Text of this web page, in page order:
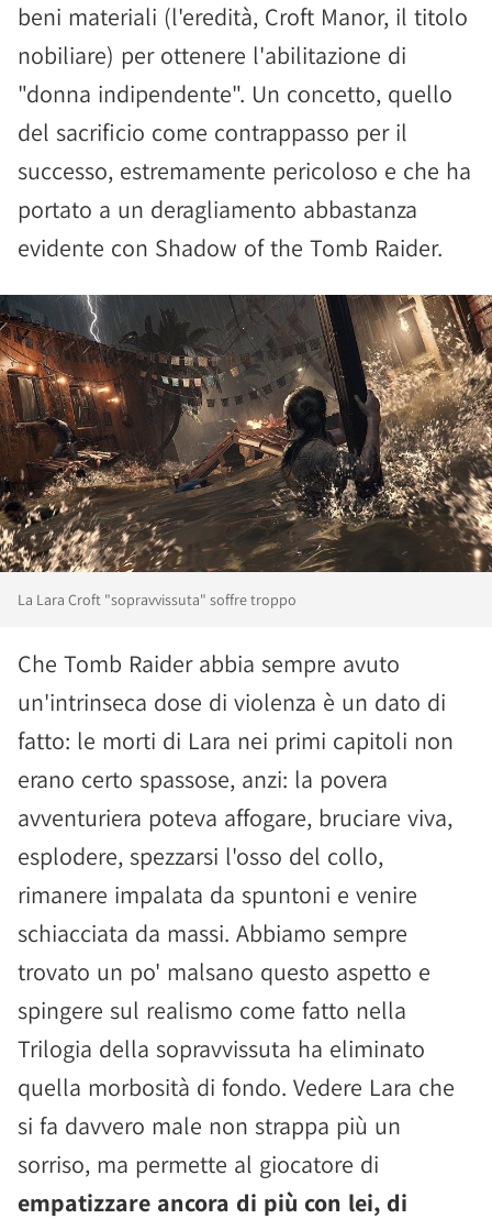
beni materiali (l'eredità, Croft Manor, il titolo
nobiliare) per ottenere l'abilitazione di
"donna indipendente". Un concetto, quello
del sacrificio come contrappasso per il
successo, estremamente pericoloso e che ha
portato a un deragliamento abbastanza
evidente con Shadow of the Tomb Raider.
La Lara Croft "sopravvissuta" soffre troppo
Che Tomb Raider abbia sempre avuto
un'intrinseca dose di violenza è un dato di
fatto: le morti di Lara nei primi capitoli non
erano certo spassose, anzi: la povera
avventuriera poteva affogare, bruciare viva,
esplodere, spezzarsi l'osso del collo,
rimanere impalata da spuntoni e venire
schiacciata da massi. Abbiamo sempre
trovato un po' malsano questo aspetto e
spingere sul realismo come fatto nella
Trilogia della sopravvissuta ha eliminato
quella morbosità di fondo. Vedere Lara che
si fa davvero male non strappa più un
sorriso, ma permette al giocatore di
empatizzare ancora di più con lei, di